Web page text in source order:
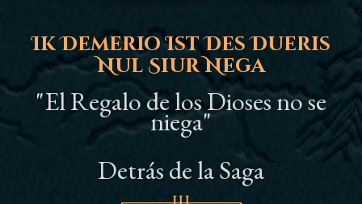
AMAZON MUSIC
DEEZER
Ik Demerio Ist Des Dueris
Nul Siur Nega
"El Regalo de los Dioses no se
niega"
Detrás de la Saga